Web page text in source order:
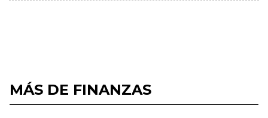
MÁS DE FINANZAS